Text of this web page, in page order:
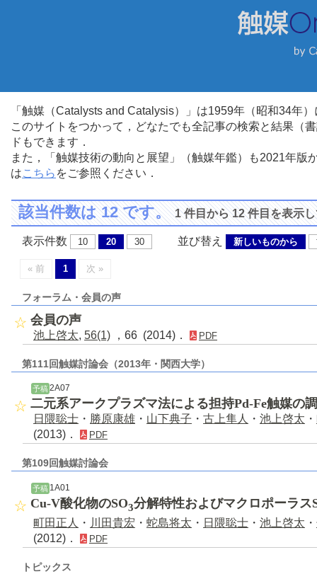
「触媒（Catalysts and Catalysis）」は1959年（昭和34年
このサイトをつかって，どなたでも全記事の検索と結果（
ドもできます．
また，「触媒技術の動向と展望」（触媒年鑑）も2021年
はこちら をご参照ください．
該当件数は 12 です。1 件目から 12 件目を表示
表示件数 10 20 30 並び替え 新しいものから
« 前 1 次 »
フォーラム・会員の声
会員の声
池上啓太, 56(1) ，66 (2014)． PDF
第111回触媒討論会（2013年・関西大学）
予稿 2A07
二元系アークプラズマ法による担持Pd-Fe触媒の
日隈聡士 ・ 勝原康雄 ・ 山下典子 ・ 古上隼人 ・ 池上啓太 ・
(2013)．
PDF
第109回触媒討論会
予稿 1A01
Cu-V酸化物のSO3分解特性およびマクロポーラス
町田正人 ・ 川田貴宏 ・ 蛇島将太 ・ 日隈聡士 ・ 池上啓太 ・
(2012)．
PDF
トピックス